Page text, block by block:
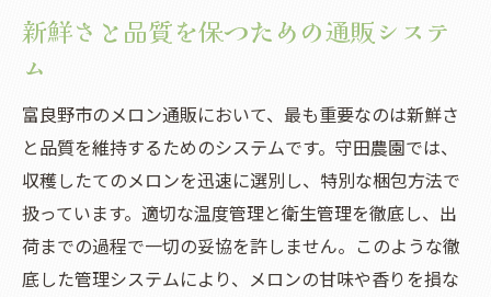
新鮮さと品質を保つための通販システ
ム
富良野市のメロン通販において、最も重要なのは新鮮さ
と品質を維持するためのシステムです。守田農園では、
収穫したてのメロンを迅速に選別し、特別な梱包方法で
扱っています。適切な温度管理と衛生管理を徹底し、出
荷までの過程で一切の妥協を許しません。このような徹
底した管理システムにより、メロンの甘味や香りを損な